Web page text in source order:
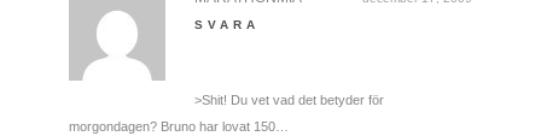
SVARA
>Shit! Du vet vad det betyder för
morgondagen? Bruno har lovat 150…